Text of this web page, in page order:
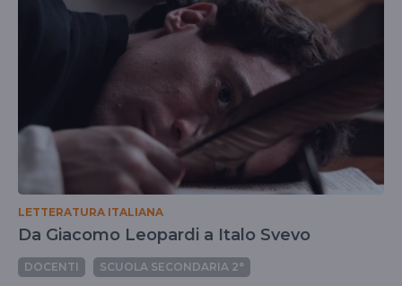
LETTERATURA ITALIANA
Da Giacomo Leopardi a Italo Svevo
DOCENTI SCUOLA SECONDARIA 2°